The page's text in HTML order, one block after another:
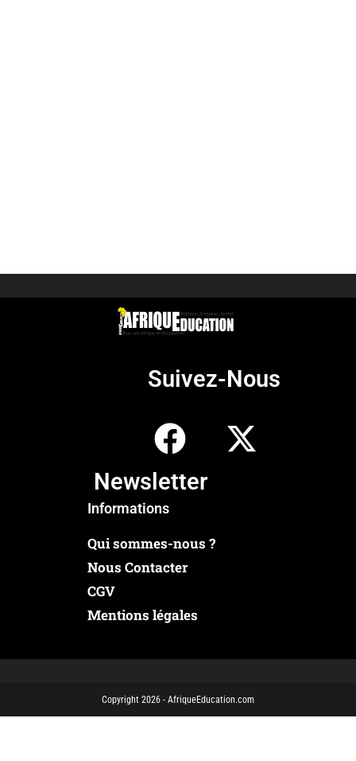
Suivez-Nous
Newsletter
Informations
Qui sommes-nous ?
Nous Contacter
CGV
Mentions légales
Copyright 2026 - AfriqueEducation.com